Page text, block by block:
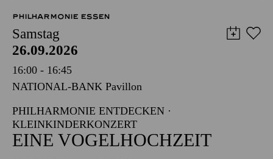
PHILHARMONIE ESSEN
Samstag
26.09.2026
16:00 - 16:45
NATIONAL-BANK Pavillon
PHILHARMONIE ENTDECKEN ·
KLEINKINDERKONZERT
EINE VOGELHOCHZEIT